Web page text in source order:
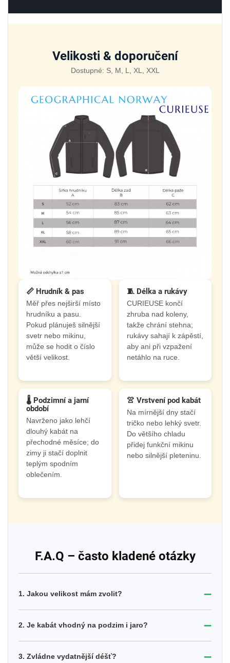
Velikosti & doporučení
Dostupné: S, M, L, XL, XXL
📏 Hrudník & pas
Měř přes nejširší místo
hrudníku a pasu.
Pokud plánuješ silnější
svetr nebo mikinu,
může se hodit o číslo
větší velikost.
🧵 Délka a rukávy
CURIEUSE končí
zhruba nad koleny,
takže chrání stehna;
rukávy sahají k zápěstí,
aby ani při vzpažení
netáhlo na ruce.
🌡️ Podzimní a jarní
období
Navrženo jako lehčí
dlouhý kabát na
přechodné měsíce; do
zimy ji stačí doplnit
teplým spodním
oblečením.
👚 Vrstvení pod kabát
Na mírnější dny stačí
tričko nebo lehký svetr.
Do většího chladu
přidej funkční mikinu
nebo silnější pleteninu.
F.A.Q – často kladené otázky
1. Jakou velikost mám zvolit? ➖
2. Je kabát vhodný na podzim i jaro? ➖
3. Zvládne vydatnější déšť? ➖